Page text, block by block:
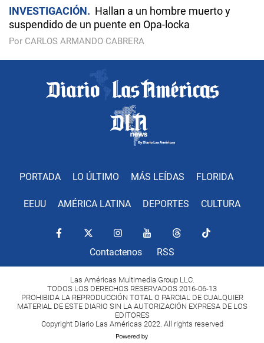
INVESTIGACIÓN
Hallan a un hombre muerto y
suspendido de un puente en Opa-locka
Por CARLOS ARMANDO CABRERA
PORTADA LO ÚLTIMO MÁS LEÍDAS FLORIDA
EEUU AMÉRICA LATINA DEPORTES CULTURA
Contactenos RSS
Las Américas Multimedia Group LLC.
TODOS LOS DERECHOS RESERVADOS 2016-06-13
PROHIBIDA LA REPRODUCCIÓN TOTAL O PARCIAL DE CUALQUIER
MATERIAL DE ESTE DIARIO SIN LA AUTORIZACIÓN EXPRESA DE LOS
EDITORES
Copyright Diario Las Américas 2022. All rights reserved